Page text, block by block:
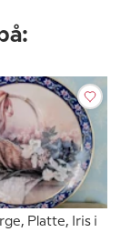
Platte, Iris i